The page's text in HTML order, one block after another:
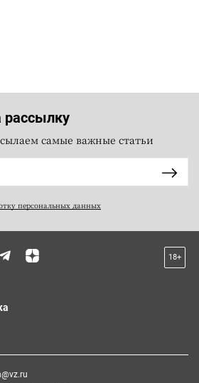
рассылку
самые важные статьи
персональных данных
18+